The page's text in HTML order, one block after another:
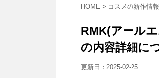
HOME > コスメの新作情報
RMK(アール
の内容詳細に
更新日： 2025-02-25